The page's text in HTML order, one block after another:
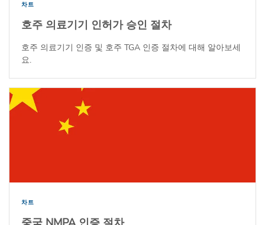
차트
호주 의료기기 인허가 승인 절차
호주 의료기기 인증 및 호주 TGA 인증 절차에 대해 알아보세
요.
차트